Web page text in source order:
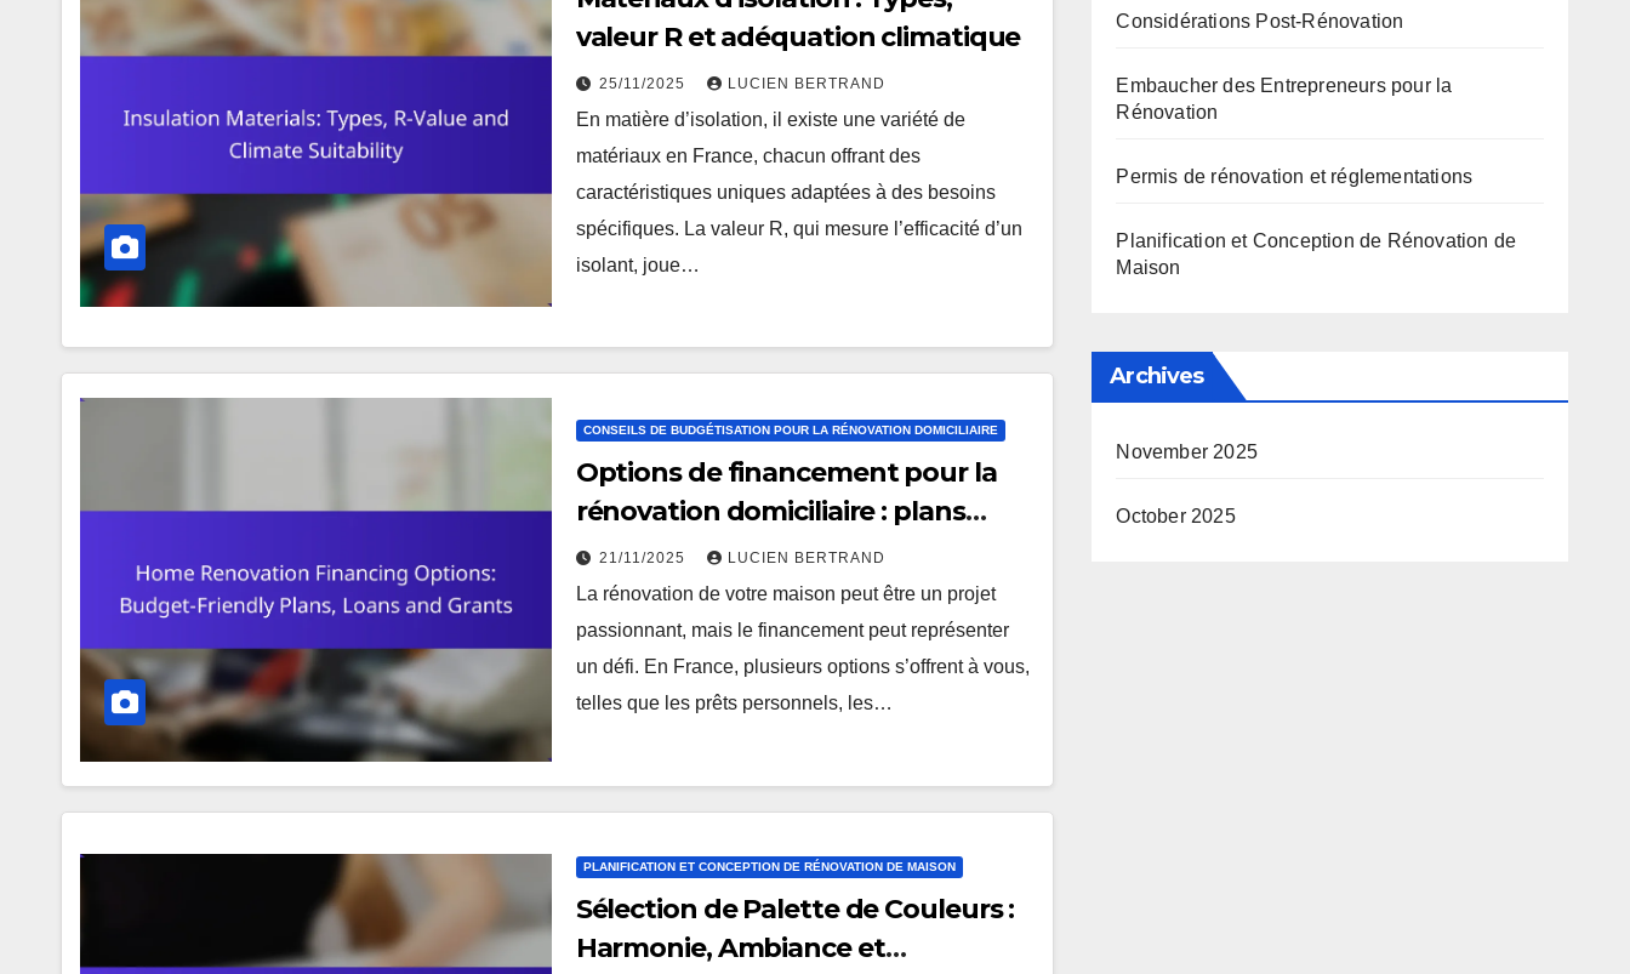
valeur R et adéquation climatique
25/11/2025 LUCIEN BERTRAND
En matière d’isolation, il existe une variété de
matériaux en France, chacun offrant des
caractéristiques uniques adaptées à des besoins
spécifiques. La valeur R, qui mesure l’efficacité d’un
isolant, joue…
CONSEILS DE BUDGÉTISATION POUR LA RÉNOVATION DOMICILIAIRE
Options de financement pour la
rénovation domiciliaire : plans
économiques, prêts et
subventions
21/11/2025 LUCIEN BERTRAND
La rénovation de votre maison peut être un projet
passionnant, mais le financement peut représenter
un défi. En France, plusieurs options s’offrent à vous,
telles que les prêts personnels, les…
PLANIFICATION ET CONCEPTION DE RÉNOVATION DE MAISON
Sélection de Palette de Couleurs :
Harmonie, Ambiance et
Considérations Post-Rénovation
Embaucher des Entrepreneurs pour la
Rénovation
Permis de rénovation et réglementations
Planification et Conception de Rénovation de
Maison
Archives
November 2025
October 2025